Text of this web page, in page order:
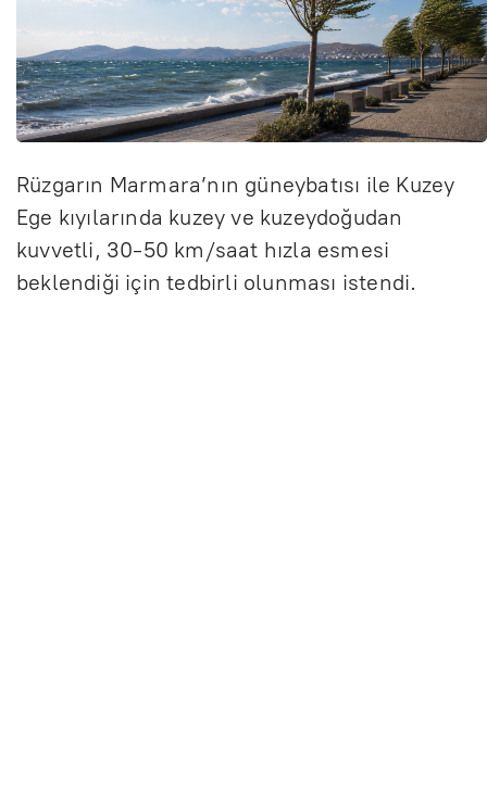
Rüzgarın Marmara’nın güneybatısı ile Kuzey
Ege kıyılarında kuzey ve kuzeydoğudan
kuvvetli, 30-50 km/saat hızla esmesi
beklendiği için tedbirli olunması istendi.